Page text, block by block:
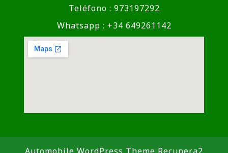
Teléfono : 973197292
Whatsapp : +34 649261142